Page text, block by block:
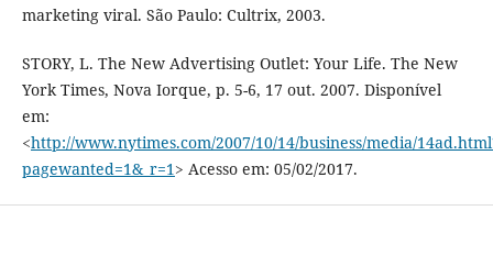
marketing viral. São Paulo: Cultrix, 2003.
STORY, L. The New Advertising Outlet: Your Life. The New
York Times, Nova Iorque, p. 5-6, 17 out. 2007. Disponível
em:
<http://www.nytimes.com/2007/10/14/business/media/
pagewanted=1&_r=1 > Acesso em: 05/02/2017.